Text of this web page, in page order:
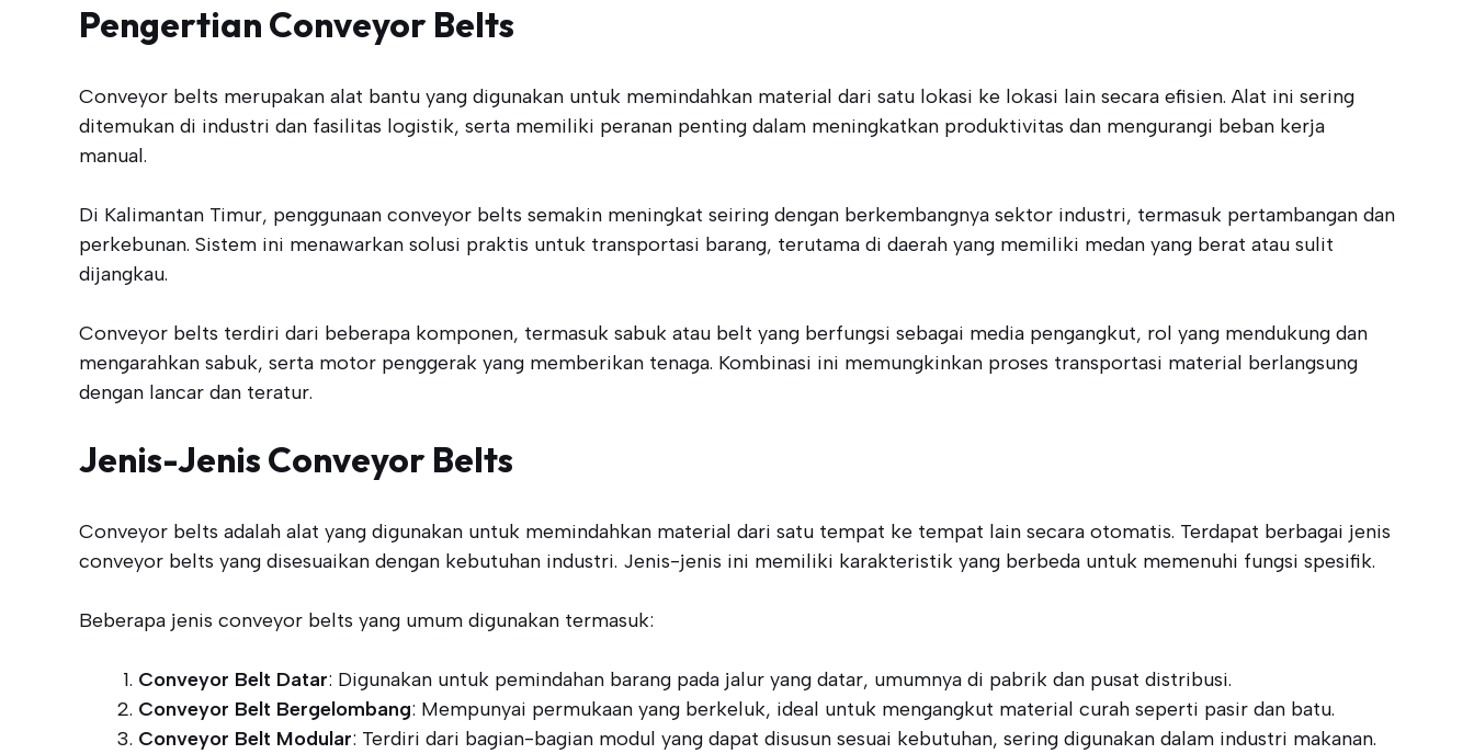
Pengertian Conveyor Belts
Conveyor belts merupakan alat bantu yang digunakan untuk memindahkan material dari satu lokasi ke lokasi lain secara efisien. Alat ini sering
ditemukan di industri dan fasilitas logistik, serta memiliki peranan penting dalam meningkatkan produktivitas dan mengurangi beban kerja
manual.
Di Kalimantan Timur, penggunaan conveyor belts semakin meningkat seiring dengan berkembangnya sektor industri, termasuk pertambangan dan
perkebunan. Sistem ini menawarkan solusi praktis untuk transportasi barang, terutama di daerah yang memiliki medan yang berat atau sulit
dijangkau.
Conveyor belts terdiri dari beberapa komponen, termasuk sabuk atau belt yang berfungsi sebagai media pengangkut, rol yang mendukung dan
mengarahkan sabuk, serta motor penggerak yang memberikan tenaga. Kombinasi ini memungkinkan proses transportasi material berlangsung
dengan lancar dan teratur.
Jenis-Jenis Conveyor Belts
Conveyor belts adalah alat yang digunakan untuk memindahkan material dari satu tempat ke tempat lain secara otomatis. Terdapat berbagai jenis
conveyor belts yang disesuaikan dengan kebutuhan industri. Jenis-jenis ini memiliki karakteristik yang berbeda untuk memenuhi fungsi spesifik.
Beberapa jenis conveyor belts yang umum digunakan termasuk:
Conveyor Belt Datar: Digunakan untuk pemindahan barang pada jalur yang datar, umumnya di pabrik dan pusat distribusi.
Conveyor Belt Bergelombang: Mempunyai permukaan yang berkeluk, ideal untuk mengangkut material curah seperti pasir dan batu.
Conveyor Belt Modular: Terdiri dari bagian-bagian modul yang dapat disusun sesuai kebutuhan, sering digunakan dalam industri makanan.